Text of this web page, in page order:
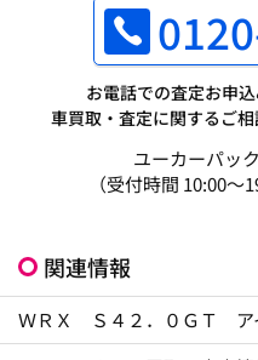
お電話での査定お申
車買取・査定に関するご相
ユーカーパッ
（受付時間 10:00～
関連情報
ＷＲＸ Ｓ４２．０ＧＴ ア